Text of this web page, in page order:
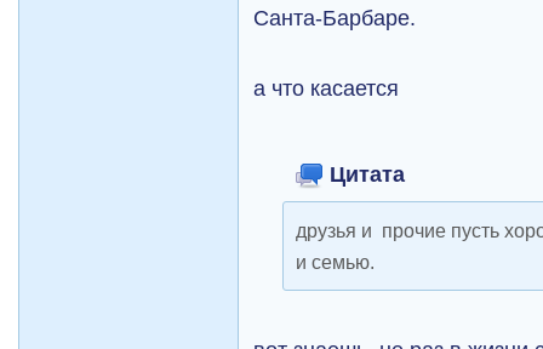
Санта-Барбаре.
а что касается
Цитата
друзья и прочие пусть
и семью.